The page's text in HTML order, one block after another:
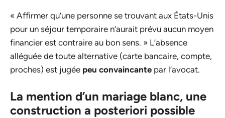
« Affirmer qu’une personne se trouvant aux États-Unis
pour un séjour temporaire n’aurait prévu aucun moyen
financier est contraire au bon sens. » L’absence
alléguée de toute alternative (carte bancaire, compte,
proches) est jugée peu convaincante par l’avocat.
La mention d’un mariage blanc, une
construction a posteriori possible